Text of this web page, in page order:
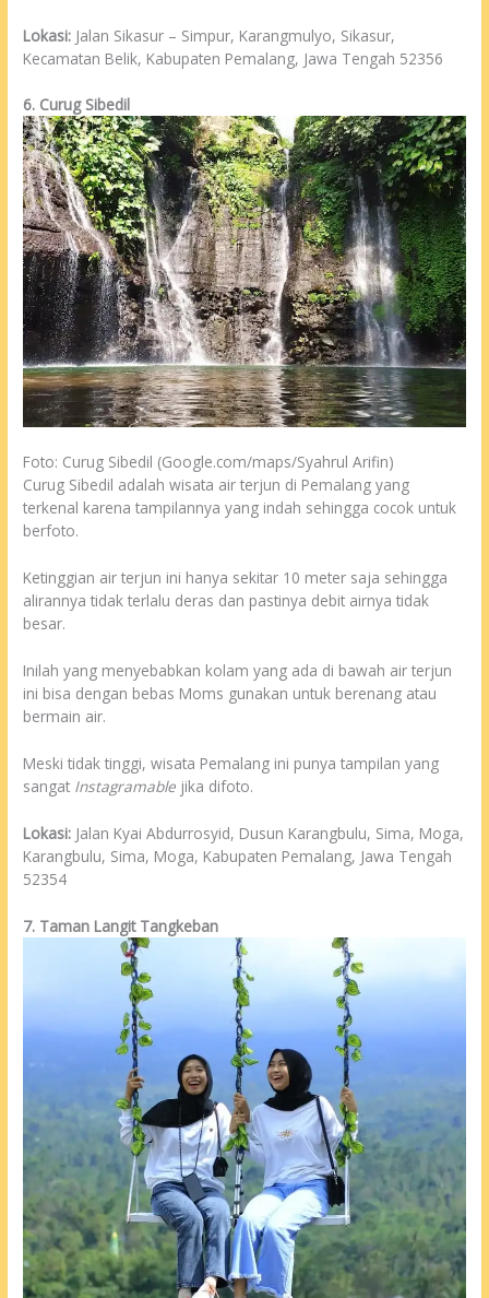
Lokasi: Jalan Sikasur – Simpur, Karangmulyo, Sikasur,
Kecamatan Belik, Kabupaten Pemalang, Jawa Tengah 52356
6. Curug Sibedil
Foto: Curug Sibedil (Google.com/maps/Syahrul Arifin)
Curug Sibedil adalah wisata air terjun di Pemalang yang
terkenal karena tampilannya yang indah sehingga cocok untuk
berfoto.
Ketinggian air terjun ini hanya sekitar 10 meter saja sehingga
alirannya tidak terlalu deras dan pastinya debit airnya tidak
besar.
Inilah yang menyebabkan kolam yang ada di bawah air terjun
ini bisa dengan bebas Moms gunakan untuk berenang atau
bermain air.
Meski tidak tinggi, wisata Pemalang ini punya tampilan yang
sangat Instagramable jika difoto.
Lokasi: Jalan Kyai Abdurrosyid, Dusun Karangbulu, Sima, Moga,
Karangbulu, Sima, Moga, Kabupaten Pemalang, Jawa Tengah
52354
7. Taman Langit Tangkeban